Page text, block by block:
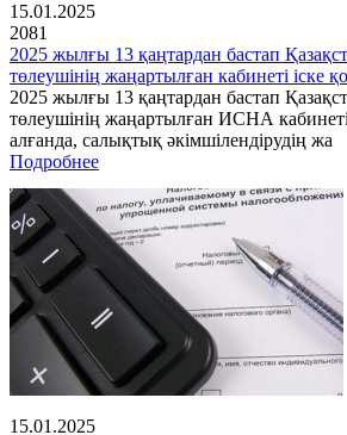
15.01.2025
2081
2025 жылғы 13 қаңтардан бастап
төлеушінің жаңартылған кабинеті іске
2025 жылғы 13 қаңтардан бастап
төлеушінің жаңартылған ИСНА
алғанда, салықтық әкімшілендірудің жа
Подробнее
15.01.2025